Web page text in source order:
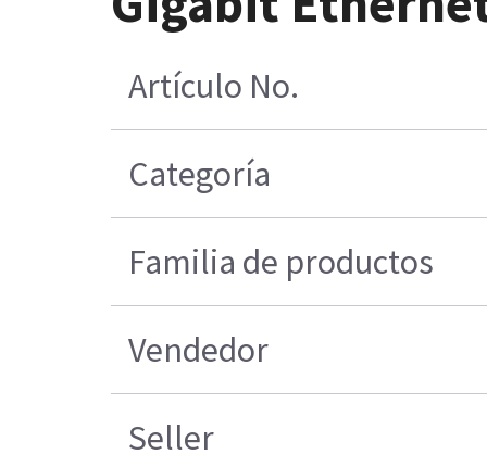
Artículo No.
Categoría
Familia de productos
Vendedor
Seller